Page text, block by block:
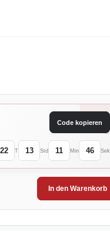
Code kopieren
22 T 13 Std 11 Min 46 Sek
In den Warenkorb